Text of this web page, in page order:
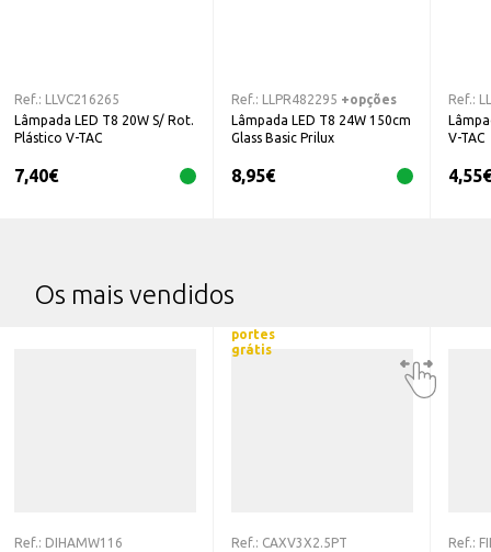
Ref.:
LLVC216265
Lâmpada LED T8 20W S/ Rot.
Plástico V-TAC
7,40€
Ref.: LLPR482295 +opções
Lâmpada LED T8 24W 150cm
Glass Basic Prilux
8,95€
Ref.:
V-TAC
4,55€
Os mais vendidos
Ref.: DIHAMW116
portes
grátis
Ref.: CAXV3X2.5PT
Ref.: